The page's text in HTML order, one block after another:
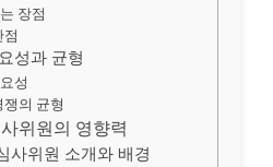
장점
점
성과 균형
성
의 균형
위원의 영향력
사위원 소개와 배경